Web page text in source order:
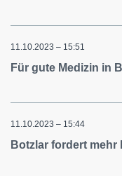
11.10.2023 – 15:51
Für gute Medizin in
11.10.2023 – 15:44
Botzlar fordert